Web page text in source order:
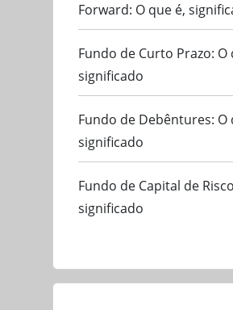
Forward: O que é,
Fundo de Curto Prazo: O
significado
Fundo de Debêntures: O
significado
Fundo de Capital de
significado